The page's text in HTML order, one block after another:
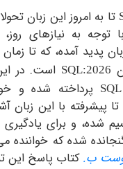
این زبان تحولات
نیازهای روز، چندین
که تا زمان ترجمه
است. در این کتاب
شده و خواننده
با این زبان آشنا پیدا
و برای یادگیری بهتر،
که خواننده می‌تواند
کتاب پاسخ این تمرینات